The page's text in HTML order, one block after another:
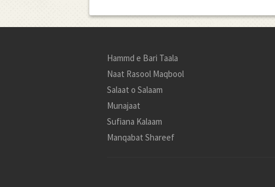
Hammd e Bari Taala
Naat Rasool Maqbool
Salaat o Salaam
Munajaat
Sufiana Kalaam
Manqabat Shareef